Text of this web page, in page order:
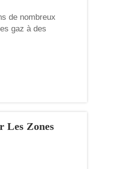
de nombreux
gaz à des
afin de
de
Les Zones